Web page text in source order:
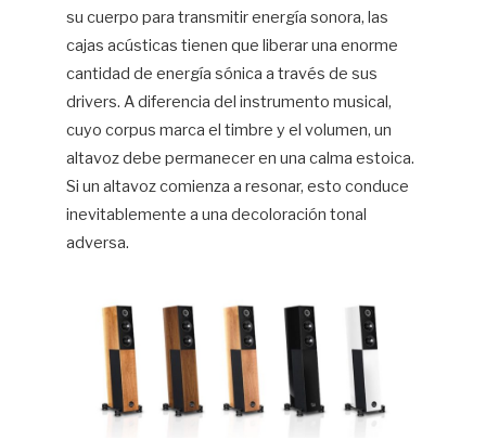
su cuerpo para transmitir energía sonora, las
cajas acústicas tienen que liberar una enorme
cantidad de energía sónica a través de sus
drivers. A diferencia del instrumento musical,
cuyo corpus marca el timbre y el volumen, un
altavoz debe permanecer en una calma estoica.
Si un altavoz comienza a resonar, esto conduce
inevitablemente a una decoloración tonal
adversa.